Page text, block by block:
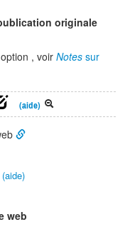
originale
, voirNotes sur
(aide)
(aide)
web